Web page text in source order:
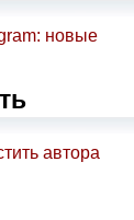
новые
автора